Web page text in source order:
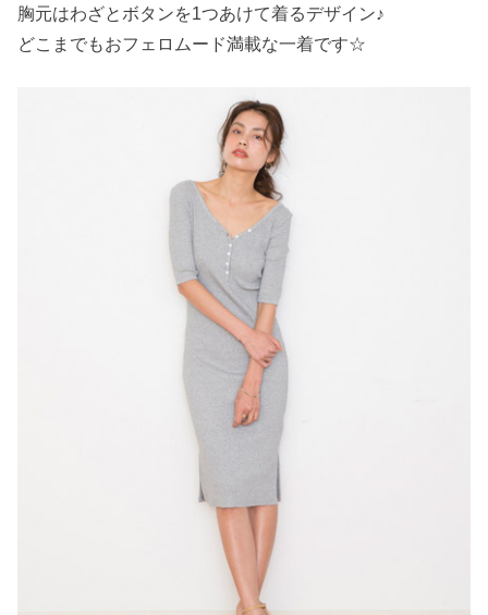
胸元はわざとボタンを1つあけて着るデザイン♪
どこまでもおフェロムード満載な一着です☆